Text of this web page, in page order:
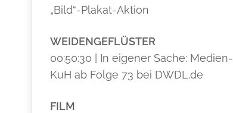
„Bild“-Plakat-Aktion
WEIDENGEFLÜSTER
00:50:30 | In eigener Sache: Medien-
KuH ab Folge 73 bei DWDL.de
FILM